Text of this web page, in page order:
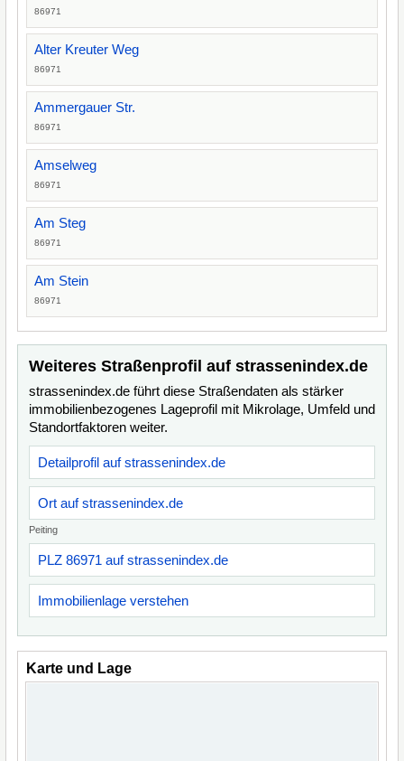
86971
Alter Kreuter Weg
86971
Ammergauer Str.
86971
Amselweg
86971
Am Steg
86971
Am Stein
86971
Weiteres Straßenprofil auf strassenindex.de
strassenindex.de führt diese Straßendaten als stärker
immobilienbezogenes Lageprofil mit Mikrolage, Umfeld und
Standortfaktoren weiter.
Detailprofil auf strassenindex.de
Ort auf strassenindex.de
Peiting
PLZ 86971 auf strassenindex.de
Immobilienlage verstehen
Karte und Lage